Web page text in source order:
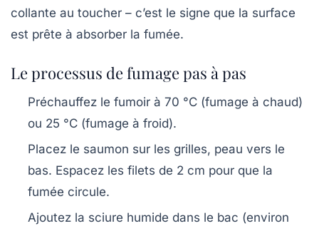
collante au toucher – c’est le signe que la surface
est prête à absorber la fumée.
Le processus de fumage pas à pas
Préchauffez le fumoir à 70 °C (fumage à chaud)
ou 25 °C (fumage à froid).
Placez le saumon sur les grilles, peau vers le
bas. Espacez les filets de 2 cm pour que la
fumée circule.
Ajoutez la sciure humide dans le bac (environ